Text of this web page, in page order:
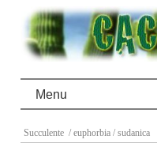
Menu
Succulente / euphorbia / sudanica